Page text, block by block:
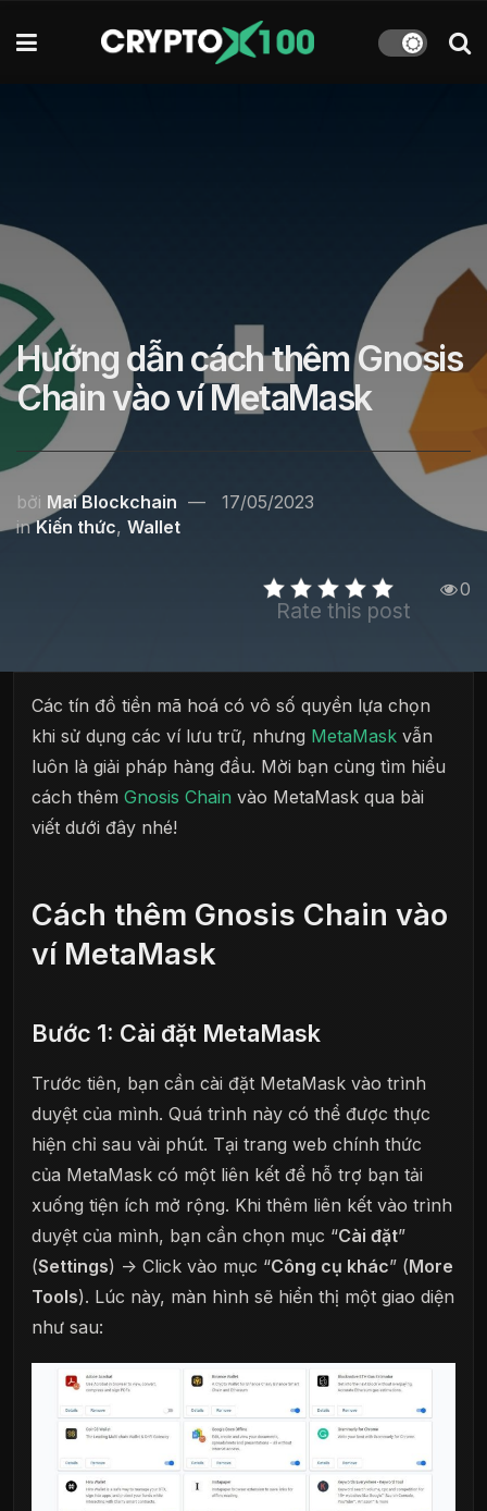
Hướng dẫn cách thêm Gnosis
Chain vào ví MetaMask
bởi Mai Blockchain
17/05/2023
in Kiến thức, Wallet
Rate this post
0
Các tín đồ tiền mã hoá có vô số quyền lựa chọn
khi sử dụng các ví lưu trữ, nhưng MetaMask vẫn
luôn là giải pháp hàng đầu. Mời bạn cùng tìm hiểu
cách thêm Gnosis Chain vào MetaMask qua bài
viết dưới đây nhé!
Cách thêm Gnosis Chain vào
ví MetaMask
Bước 1: Cài đặt MetaMask
Trước tiên, bạn cần cài đặt MetaMask vào trình
duyệt của mình. Quá trình này có thể được thực
hiện chỉ sau vài phút. Tại trang web chính thức
của MetaMask có một liên kết để hỗ trợ bạn tải
xuống tiện ích mở rộng. Khi thêm liên kết vào trình
duyệt của mình, bạn cần chọn mục “Cài đặt”
(Settings) -> Click vào mục “Công cụ khác” (More
Tools). Lúc này, màn hình sẽ hiển thị một giao diện
như sau: